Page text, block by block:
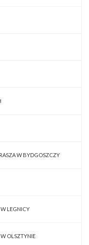
W BYDGOSZCZY
LEGNICY
OLSZTYNIE